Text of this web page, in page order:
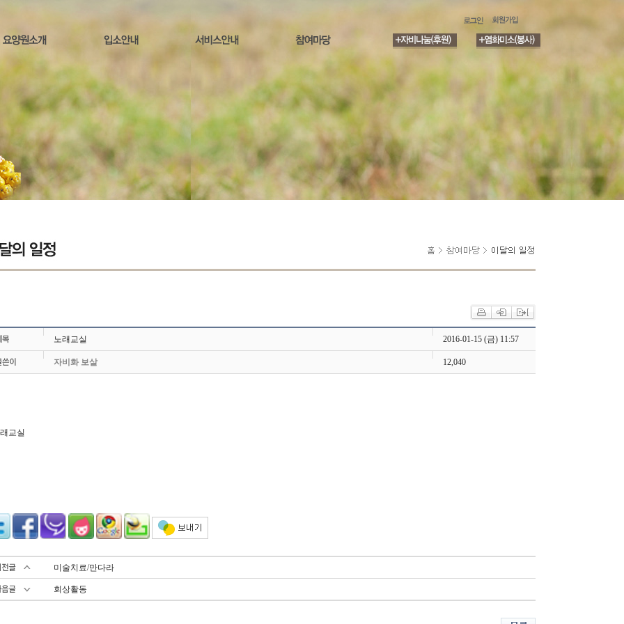
노래교실 2016-01-15 (금) 11:57
자비화 보살 12,040
교실
미술치료/만다라
회상활동